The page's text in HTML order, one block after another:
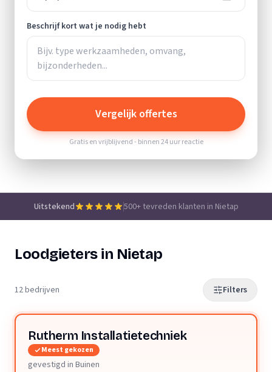
Beschrijf kort wat je nodig hebt
Vergelijk offertes
Gratis en vrijblijvend - binnen 24 uur reactie
Uitstekend 500+ tevreden klanten in Nietap
Loodgieters in Nietap
12 bedrijven Filters
Rutherm Installatietechniek
Meest gekozen
gevestigd in Buinen